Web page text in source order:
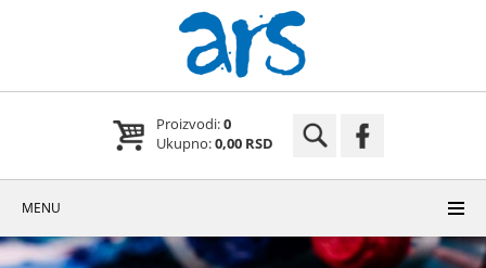
Proizvodi:0
Ukupno:0,00 RSD
MENU